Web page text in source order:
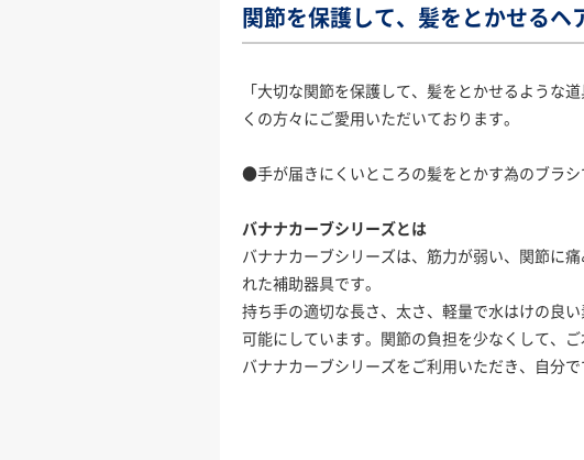
関節を保護して、髪をとかせるヘ
「大切な関節を保護して、髪をとかせるような
くの方々にご愛用いただいております。
●手が届きにくいところの髪をとかす為のブラシ
バナナカーブシリーズとは
バナナカーブシリーズは、筋力が弱い、関節に
れた補助器具です。
持ち手の適切な長さ、太さ、軽量で水はけの良
可能にしています。関節の負担を少なくして、
バナナカーブシリーズをご利用いただき、自分